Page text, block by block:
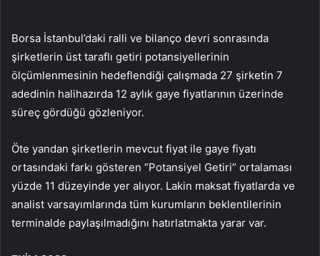
Borsa İstanbul’daki ralli ve bilanço devri sonrasında
şirketlerin üst taraflı getiri potansiyellerinin
ölçümlenmesinin hedeflendiği çalışmada 27 şirketin 7
adedinin halihazırda 12 aylık gaye fiyatlarının üzerinde
süreç gördüğü gözleniyor.
Öte yandan şirketlerin mevcut fiyat ile gaye fiyatı
ortasındaki farkı gösteren “Potansiyel Getiri” ortalaması
yüzde 11 düzeyinde yer alıyor. Lakin maksat fiyatlarda ve
analist varsayımlarında tüm kurumların beklentilerinin
terminalde paylaşılmadığını hatırlatmakta yarar var.